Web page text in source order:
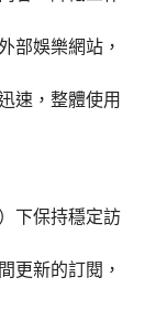
部娛樂網站，
速，整體使用
下保持穩定訪
更新的訂閱，